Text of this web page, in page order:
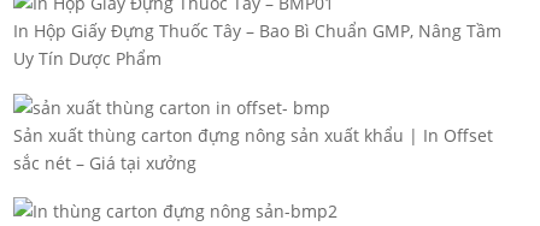
In Hộp Giấy Đựng Thuốc Tây – Bao Bì Chuẩn GMP, Nâng Tầm
Uy Tín Dược Phẩm
Sản xuất thùng carton đựng nông sản xuất khẩu | In Offset
sắc nét – Giá tại xưởng